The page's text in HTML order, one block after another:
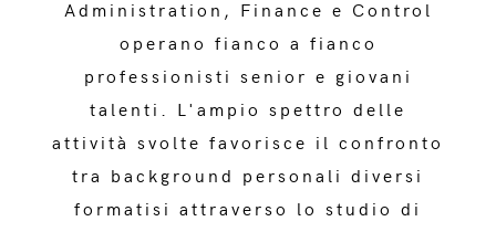
Administration, Finance e Control
operano fianco a fianco
professionisti senior e giovani
talenti. L'ampio spettro delle
attività svolte favorisce il confronto
tra background personali diversi
formatisi attraverso lo studio di